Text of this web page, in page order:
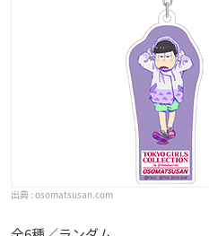
osomatsusan.com